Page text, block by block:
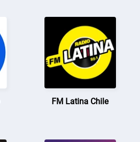
FM Latina Chile